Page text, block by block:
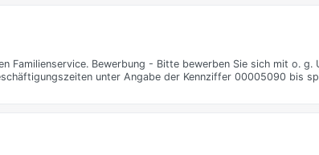
Familienservice. Bewerbung - Bitte bewerben Sie sich mit o. g.
unter Angabe der Kennziffer 00005090 bis